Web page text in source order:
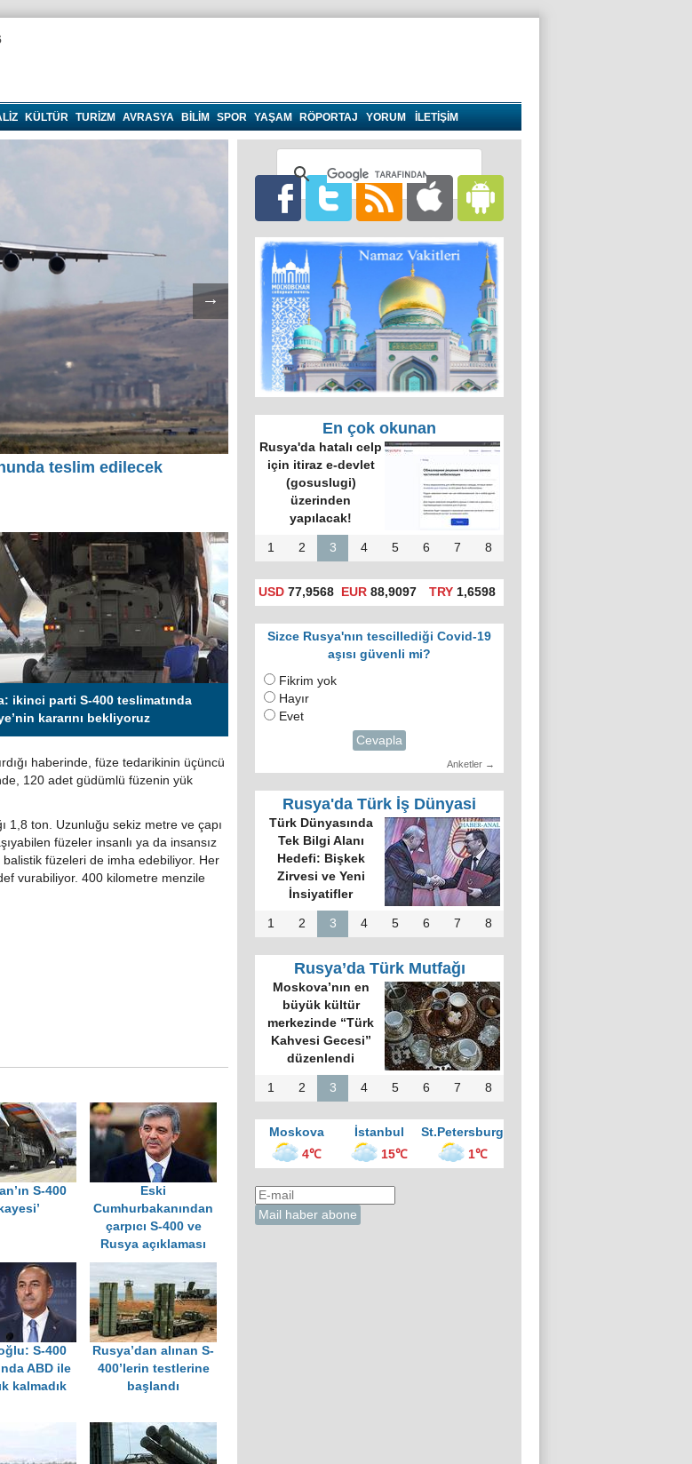
KÜLTÜR TURIZM AVRASYA BILIM SPOR YAŞAM RÖPORTAJ YORUM İLETİŞİM
→
teslim edilecek
ikinci parti S-400 teslimatında
kararını bekliyoruz
haberinde, füze tedarikinin üçüncü
120 adet güdümlü füzenin yük
1,8 ton. Uzunluğu sekiz metre ve çapı
füzeler insanlı ya da insansız
balistik füzeleri de imha edebiliyor. Her
vurabiliyor. 400 kilometre menzile
S-400
Eski
Cumhurbakanından
çarpıcı S-400 ve
Rusya açıklaması
S-400
ABD ile
kalmadık
Rusya’dan alınan S-
400’lerin testlerine
başlandı
En çok okunan
Rusya'da hatalı celp
için itiraz e-devlet
(gosuslugi)
üzerinden
yapılacak!
1 2 3 4 5 6 7 8
USD 77,9568 EUR 88,9097 TRY1,6598
Sizce Rusya'nın tescillediği Covid-19
aşısı güvenli mi?
Fikrim yok
Hayır
Evet
Cevapla
Anketler →
Rusya'da Türk İş Dünyasi
Türk Dünyasında
Tek Bilgi Alanı
Hedefi: Bişkek
Zirvesi ve Yeni
İnsiyatifler
1 2 3 4 5 6 7 8
Rusya’da Türk Mutfağı
Moskova’nın en
büyük kültür
merkezinde “Türk
Kahvesi Gecesi”
düzenlendi
1 2 3 4 5 6 7 8
Moskova İstanbul
St.Petersburg
4℃
15℃ 1℃